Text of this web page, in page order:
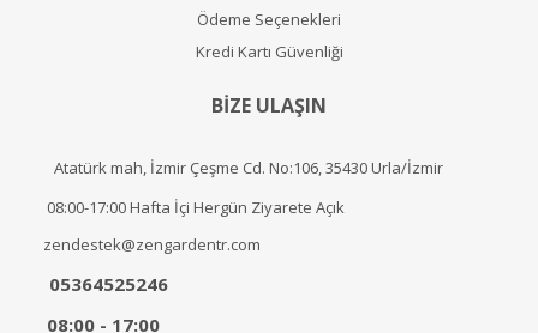
Ödeme Seçenekleri
Kredi Kartı Güvenliği
BİZE ULAŞIN
Atatürk mah, İzmir Çeşme Cd. No:106, 35430 Urla/İzmir
08:00-17:00 Hafta İçi Hergün Ziyarete Açık
zendestek@zengardentr.com
05364525246
08:00 - 17:00